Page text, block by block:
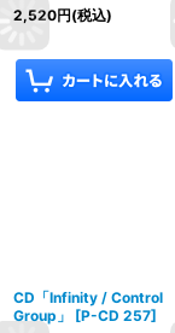
2,520円(税込)
CD「Infinity / Control
Group」
[P-CD 257]